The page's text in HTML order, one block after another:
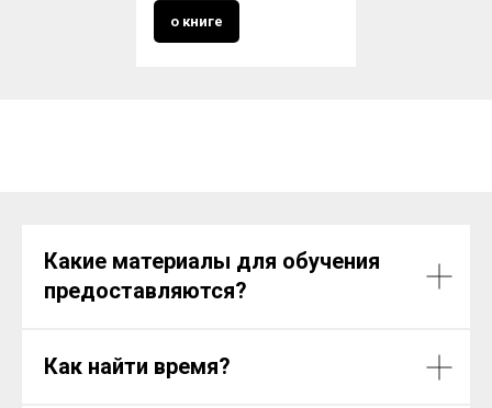
о книге
Какие материалы для обучения
предоставляются?
Как найти время?